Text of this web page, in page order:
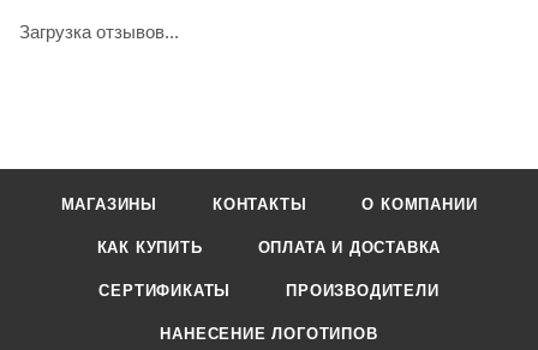
Загрузка отзывов...
МАГАЗИНЫ КОНТАКТЫ О КОМПАНИИ
КАК КУПИТЬ ОПЛАТА И ДОСТАВКА
СЕРТИФИКАТЫ ПРОИЗВОДИТЕЛИ
НАНЕСЕНИЕ ЛОГОТИПОВ